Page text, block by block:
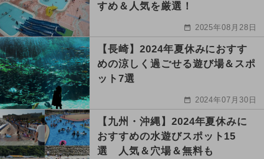
すめ＆人気を厳選！
2025年08月28日
【長崎】2024年夏休みにおすす
めの涼しく過ごせる遊び場＆スポ
ット7選
2024年07月30日
【九州・沖縄】2024年夏休みに
おすすめの水遊びスポット15
選 人気＆穴場＆無料も